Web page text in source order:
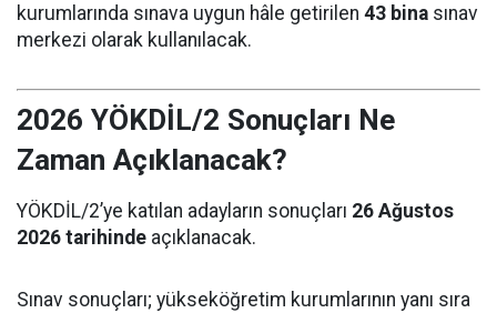
kurumlarında sınava uygun hâle getirilen 43 bina sınav
merkezi olarak kullanılacak.
2026 YÖKDİL/2 Sonuçları Ne
Zaman Açıklanacak?
YÖKDİL/2’ye katılan adayların sonuçları 26 Ağustos
2026 tarihinde açıklanacak.
Sınav sonuçları; yükseköğretim kurumlarının yanı sıra